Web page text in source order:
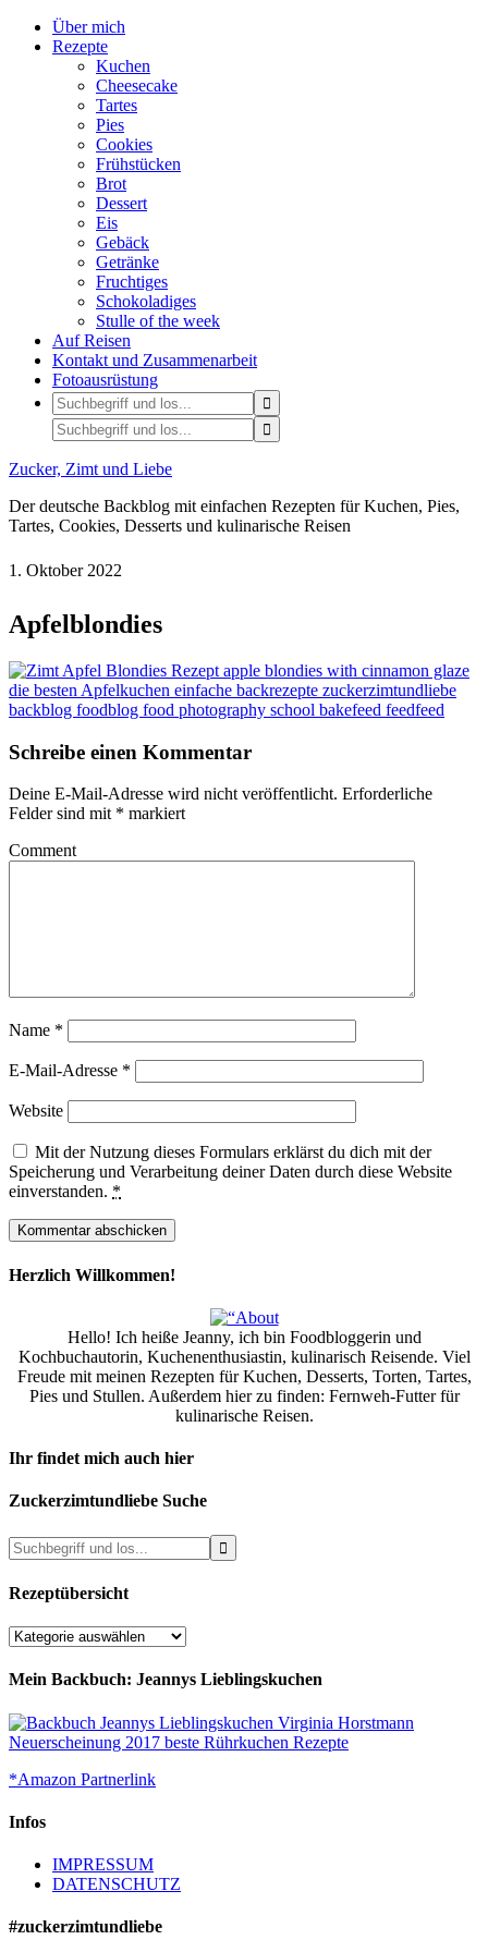
Über mich
Rezepte
Kuchen
Cheesecake
Tartes
Pies
Cookies
Frühstücken
Brot
Dessert
Eis
Gebäck
Getränke
Fruchtiges
Schokoladiges
Stulle of the week
Auf Reisen
Kontakt und Zusammenarbeit
Fotoausrüstung
Zucker, Zimt und Liebe
Der deutsche Backblog mit einfachen Rezepten für Kuchen, Pies,
Tartes, Cookies, Desserts und kulinarische Reisen
1. Oktober 2022
Apfelblondies
Schreibe einen Kommentar
Deine E-Mail-Adresse wird nicht veröffentlicht. Erforderliche
Felder sind mit * markiert
Comment
Name *
E-Mail-Adresse *
Website
Mit der Nutzung dieses Formulars erklärst du dich mit der
Speicherung und Verarbeitung deiner Daten durch diese Website
einverstanden. *
Herzlich Willkommen!
Hello! Ich heiße Jeanny, ich bin Foodbloggerin und
Kochbuchautorin, Kuchenenthusiastin, kulinarisch Reisende. Viel
Freude mit meinen Rezepten für Kuchen, Desserts, Torten, Tartes,
Pies und Stullen. Außerdem hier zu finden: Fernweh-Futter für
kulinarische Reisen.
Ihr findet mich auch hier
Zuckerzimtundliebe Suche
Rezeptübersicht
Rezeptübersicht
Mein Backbuch: Jeannys Lieblingskuchen
*Amazon Partnerlink
Infos
IMPRESSUM
DATENSCHUTZ
#zuckerzimtundliebe